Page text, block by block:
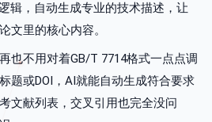
辑，自动生成专业的技术描述，让
文里的核心内容。
再也不用对着GB/T 7714格式一点点调
题或DOI，AI就能自动生成符合要求
文献列表，交叉引用也完全没问